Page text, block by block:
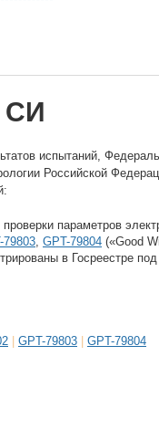
СИ
испытаний,
Российской
параметров
79803, GPT-79804 («Good
в Госреестре
GPT-79803 GPT-79804